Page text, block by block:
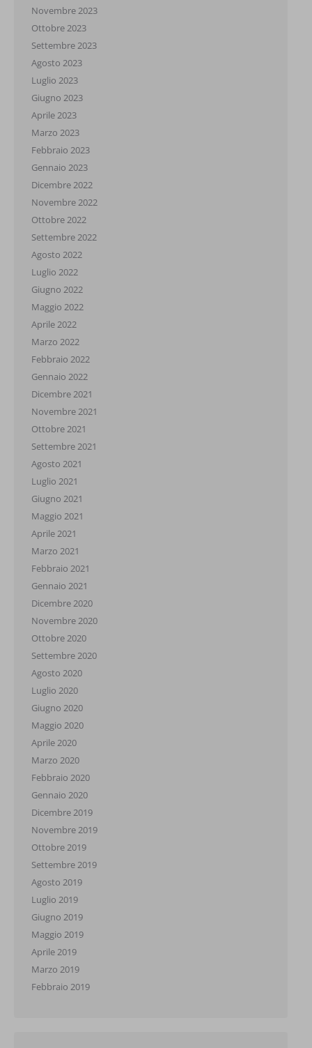
Novembre 2023
Ottobre 2023
Settembre 2023
Agosto 2023
Luglio 2023
Giugno 2023
Aprile 2023
Marzo 2023
Febbraio 2023
Gennaio 2023
Dicembre 2022
Novembre 2022
Ottobre 2022
Settembre 2022
Agosto 2022
Luglio 2022
Giugno 2022
Maggio 2022
Aprile 2022
Marzo 2022
Febbraio 2022
Gennaio 2022
Dicembre 2021
Novembre 2021
Ottobre 2021
Settembre 2021
Agosto 2021
Luglio 2021
Giugno 2021
Maggio 2021
Aprile 2021
Marzo 2021
Febbraio 2021
Gennaio 2021
Dicembre 2020
Novembre 2020
Ottobre 2020
Settembre 2020
Agosto 2020
Luglio 2020
Giugno 2020
Maggio 2020
Aprile 2020
Marzo 2020
Febbraio 2020
Gennaio 2020
Dicembre 2019
Novembre 2019
Ottobre 2019
Settembre 2019
Agosto 2019
Luglio 2019
Giugno 2019
Maggio 2019
Aprile 2019
Marzo 2019
Febbraio 2019